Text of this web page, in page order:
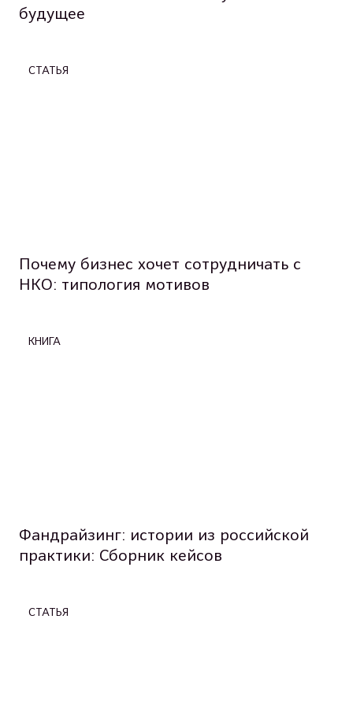
будущее
СТАТЬЯ
Почему бизнес хочет сотрудничать с
НКО: типология мотивов
КНИГА
Фандрайзинг: истории из российской
практики: Сборник кейсов
СТАТЬЯ